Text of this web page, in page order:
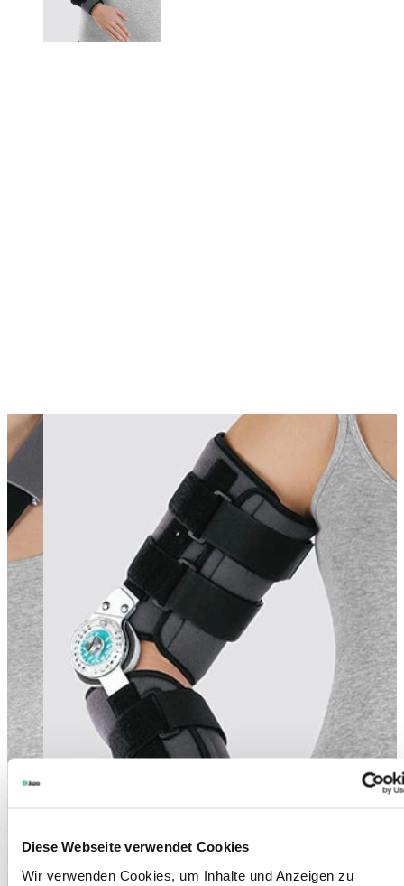
Diese Webseite verwendet Cookies
Wir verwenden Cookies, um Inhalte und Anzeigen zu